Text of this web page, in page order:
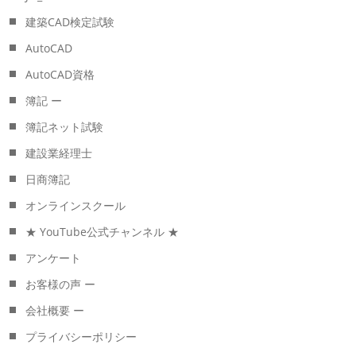
建築CAD検定試験
AutoCAD
AutoCAD資格
簿記 ー
簿記ネット試験
建設業経理士
日商簿記
オンラインスクール
★ YouTube公式チャンネル ★
アンケート
お客様の声 ー
会社概要 ー
プライバシーポリシー